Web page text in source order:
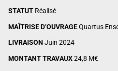
STATUT Réalisé
MAÎTRISE D’OUVRAGEQuartus
LIVRAISON Juin 2024
MONTANT TRAVAUX24,8 M€